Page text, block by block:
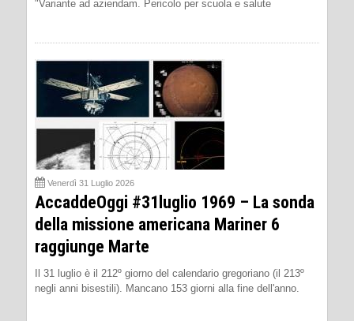
"Variante ad aziendam. Pericolo per scuola e salute
Venerdì 31 Luglio 2026
AccaddeOggi #31luglio 1969 – La sonda
della missione americana Mariner 6
raggiunge Marte
Il 31 luglio è il 212º giorno del calendario gregoriano (il 213º
negli anni bisestili). Mancano 153 giorni alla fine dell'anno.